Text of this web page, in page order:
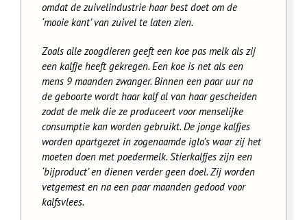
omdat de zuivelindustrie haar best doet om de
‘mooie kant’ van zuivel te laten zien.
Zoals alle zoogdieren geeft een koe pas melk als zij
een kalfje heeft gekregen. Een koe is net als een
mens 9 maanden zwanger. Binnen een paar uur na
de geboorte wordt haar kalf al van haar gescheiden
zodat de melk die ze produceert voor menselijke
consumptie kan worden gebruikt. De jonge kalfjes
worden apartgezet in zogenaamde iglo’s waar zij het
moeten doen met poedermelk. Stierkalfjes zijn een
‘bijproduct’ en dienen verder geen doel. Zij worden
vetgemest en na een paar maanden gedood voor
kalfsvlees.